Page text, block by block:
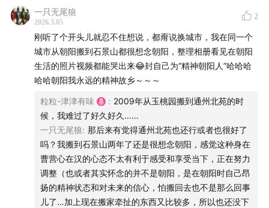
【制作团队】
后期 / 卷圈
封面 / 姝琦
监制 / 姝琦
产品统筹 / bobo
【联系我们】
希望大家在听友群和评论区多多反馈收听感受，这对我们
来说十分重要。欢迎添加津津乐道小助手微信：
一只无尾狼
2026.3.05
2
刚听了个开头儿就忍不住想说，都甭说换城市，我在同一个
城市从朝阳搬到石景山都很想念朝阳，整理相册看见在朝阳
生活的照片视频都能哭出来😂封自己为“精神朝阳人”哈哈哈
哈哈朝阳我永远的精神故乡～～～
粒粒-津津有味 : 2009年从玉桃园搬到通州北苑的时
候，我难过了好久好久……
一只无尾狼: 那后来有觉得通州北苑也还行或者也很好了
吗？我搬到石景山两年了还是很想念朝阳，感觉这种身在
曹营心在汉的心态不太有利于感受和享受当下，正在努力
调整（也或者其实怀念的并不是朝阳，是在朝阳时自己昂
扬的精神状态和对未来的信心，怕搬回去也不是那么回事
儿了…加上现在搬家牵扯的东西又比较多，所以也还没下